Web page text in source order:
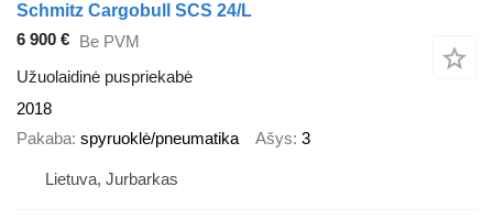
Schmitz Cargobull SCS 24/L
6 900 € Be PVM
Užuolaidinė puspriekabė
2018
Pakaba spyruoklė/pneumatika Ašys 3
Lietuva, Jurbarkas